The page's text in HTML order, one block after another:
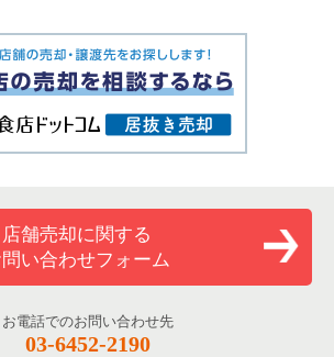
店舗売却に関する
い合わせフォーム
お電話でのお問い合わせ先
03-6452-2190